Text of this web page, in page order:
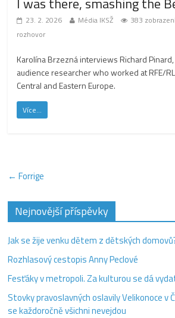
23. 2. 2026 Média IKSŽ 383
rozhovor
Karolína Brzezná interviews Richard
audience researcher who worked at RFE/
Central and Eastern Europe.
Více...
← Forrige
Nejnovější příspěvky
Jak se žije venku dětem z dětských
Rozhlasový cestopis Anny Peclové
Fesťáky v metropoli. Za kulturou se dá
Stovky pravoslavných oslavily Velikonoce v
se každoročně všichni nevejdou